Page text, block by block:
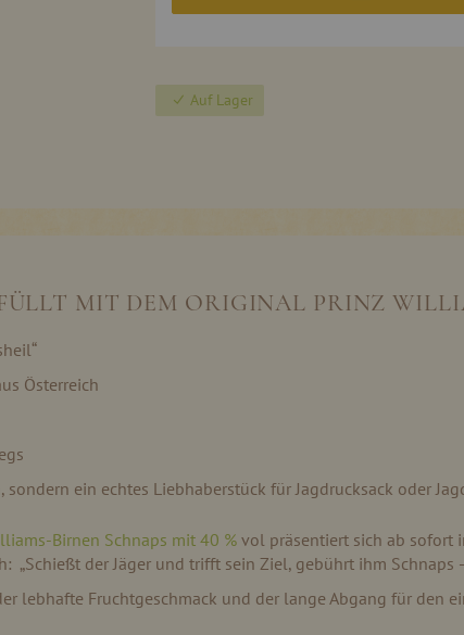
Auf Lager
MIT DEM ORIGINAL PRINZ
Österreich
ein echtes Liebhaberstück für Jagdrucksack oder
Birnen Schnaps mit 40 % vol präsentiert sich ab
„Schießt der Jäger und trifft sein Ziel, gebührt ihm Schnaps
lebhafte Fruchtgeschmack und der lange Abgang für den